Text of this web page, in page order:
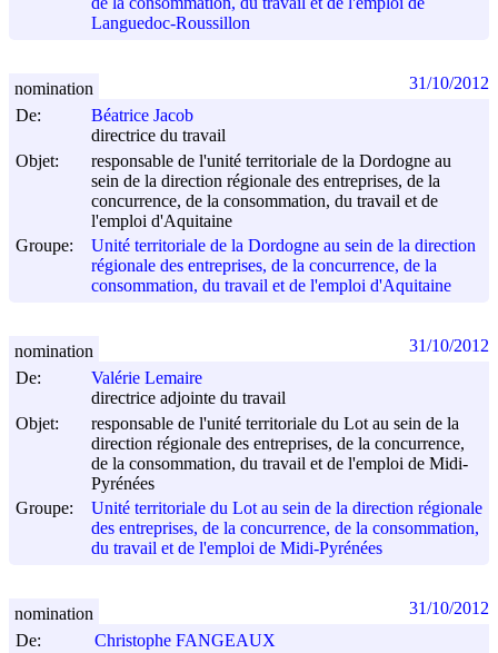
Languedoc-Roussillon
De:
Béatrice Jacob
directrice du travail
Objet:
responsable de l'unité territoriale de la Dordogne au
sein de la direction régionale des entreprises, de la
concurrence, de la consommation, du travail et de
l'emploi d'Aquitaine
Groupe:
Unité territoriale de la Dordogne au sein de la direction
régionale des entreprises, de la concurrence, de la
consommation, du travail et de l'emploi d'Aquitaine
nomination 31/10/2012
De:
Valérie Lemaire
directrice adjointe du travail
Objet:
responsable de l'unité territoriale du Lot au sein de la
direction régionale des entreprises, de la concurrence,
de la consommation, du travail et de l'emploi de Midi-
Pyrénées
Groupe:
Unité territoriale du Lot au sein de la direction régionale
des entreprises, de la concurrence, de la consommation,
du travail et de l'emploi de Midi-Pyrénées
nomination 31/10/2012
De:
Christophe FANGEAUX
nomination 31/10/2012